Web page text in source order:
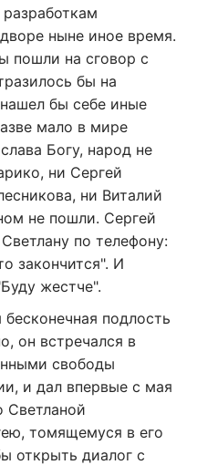
ныне иное время.
пошли на сговор с
бы на
бы себе иные
мало в мире
Богу, народ не
ни Сергей
ни Виталий
не пошли. Сергей
по телефону:
закончится". И
жестче".
подлость
он встречался в
свободы
и дал впервые с мая
Светланой
томящемуся в его
открыть диалог с